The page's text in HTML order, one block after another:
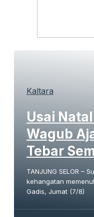
Kaltara
Usai
Wagub
Tebar
TANJUNG SELOR –
kehangatan
Gadis, Jumat (7/8)